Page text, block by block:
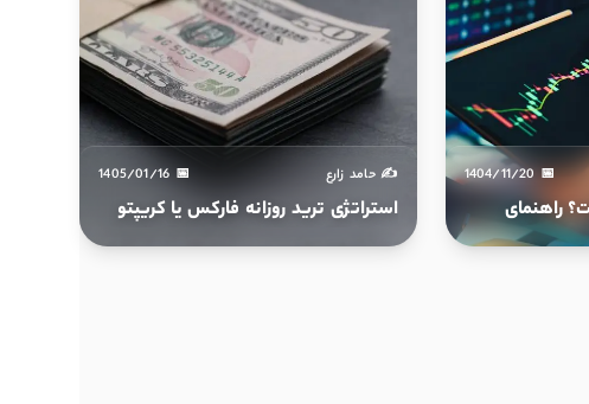
📅 1404/11/20
راهنمای
کامل تحلیل Statement برای
✍️ حامد زارع 📅 1405/01/16
استراتژی ترید روزانه فارکس یا کریپتو
(Forex/Crypto Day Trading) مناسب